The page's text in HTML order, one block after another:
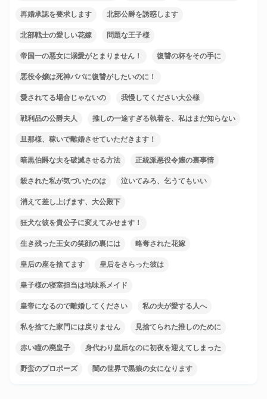
再婚承認を要求します 北部公爵を誘惑します
北部戦士の愛しい花嫁 問題な王子様
帝国一の悪女に溺愛がとまりません！ 復讐の杯をその手に
悪役令嬢は死神パパに復讐がしたいのに！
愛されてる場合じゃないの 我慢してください大公様
戦利品の公爵夫人 推しの一途すぎる執着を、私はまだ知らない
旦那様、稼いで離婚させていただきます！
暗黒伯爵な夫を破滅させる方法 正統派悪役令嬢の裏事情
殺された私が気づいたのは 泣いてみろ、乞うてもいい
消えて差し上げます、大公殿下
狂犬な彼を貴公子に変えてみせます！
生き残った王女の笑顔の裏には 略奪された花嫁
皇后の座を捨てます 皇后をさらった彼は
皇子様の寝室担当は地味系メイド
皇帝になるので離婚してください 私の夫が愛する人へ
私を捨てた家門には戻りません 見捨てられた推しのために
赤い瞳の廃皇子 身代わり皇后なのに初夜を迎えてしまった
野蛮のプロポーズ 闇の世界で黒狼の女になります